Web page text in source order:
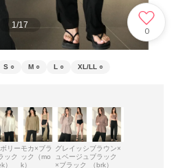
1 /17
0
S ○ M ○ L ○ XL/LL ○
リー
ック
）
モカ×ブラ
ック（mo
k）
グレイッシ
ュベージュ
×ブラック
ブラウン×
ブラック
（brk）